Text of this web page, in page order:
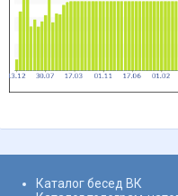
Каталог бесед ВК